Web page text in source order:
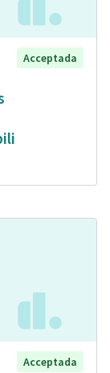
Acceptada
Acceptada